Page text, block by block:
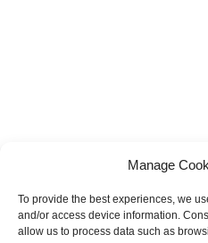
Manage
To provide the best experiences, we
and/or access device information.
allow us to process data such as